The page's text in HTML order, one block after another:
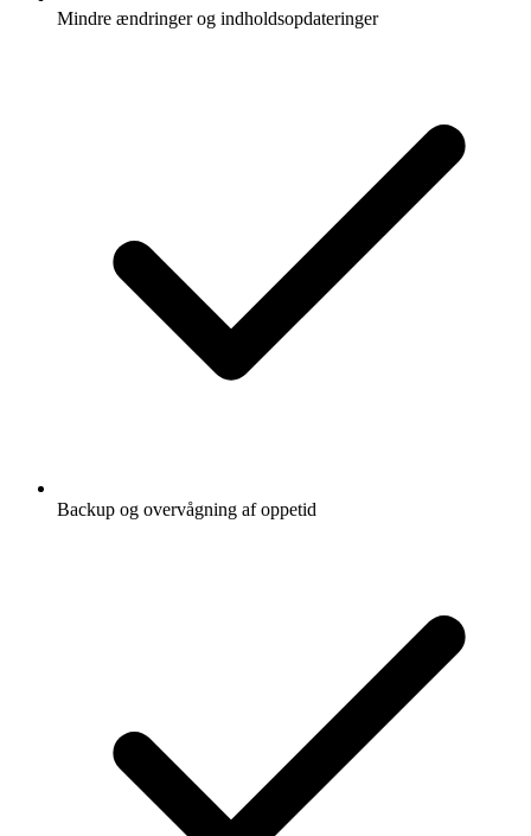
Mindre ændringer og indholdsopdateringer
Backup og overvågning af oppetid